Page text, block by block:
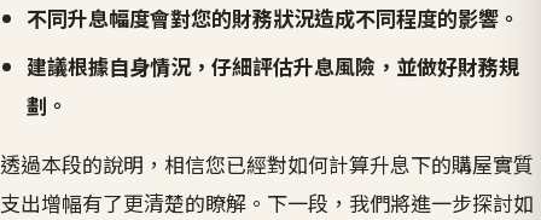
不同升息幅度會對您的財務狀況造成不同程度的影響。
建議根據自身情況，仔細評估升息風險，並做好財務規
劃。
透過本段的說明，相信您已經對如何計算升息下的購屋實質
支出增幅有了更清楚的瞭解。下一段，我們將進一步探討如